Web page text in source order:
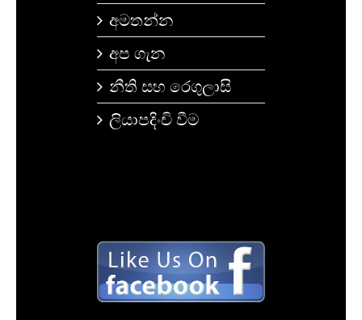
අමතන්න
අප ගැන
නීති සහ රෙගුලාසි
ලියාපදිංචි වීම